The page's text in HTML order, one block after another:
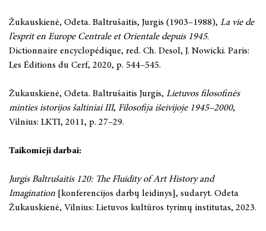
Žukauskienė, Odeta. Baltrušaitis, Jurgis (1903–1988), La vie de
l’esprit en Europe Centrale et Orientale depuis 1945.
Dictionnaire encyclopédique, red. Ch. Desol, J. Nowicki. Paris:
Les Éditions du Cerf, 2020, p. 544–545.
Žukauskienė, Odeta. Baltrušaitis Jurgis, Lietuvos filosofinės
minties istorijos šaltiniai III, Filosofija išeivijoje 1945–2000,
Vilnius: LKTI, 2011, p. 27–29.
Taikomieji darbai:
Jurgis Baltrušaitis 120: The Fluidity of Art History and
Imagination [konferencijos darbų leidinys], sudaryt. Odeta
Žukauskienė, Vilnius: Lietuvos kultūros tyrimų institutas, 2023.